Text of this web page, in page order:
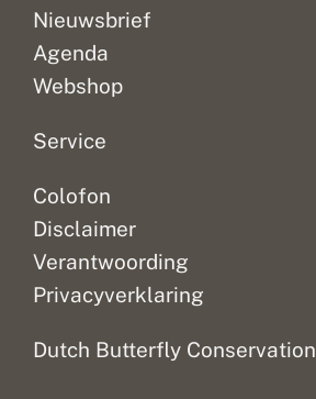
Nieuwsbrief
Agenda
Webshop
Service
Colofon
Disclaimer
Verantwoording
Privacyverklaring
Dutch Butterfly Conservation